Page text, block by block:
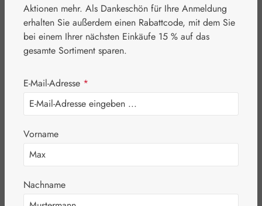
⌂ Leitner Lifecare Blütenessenzen DEVA
California Poppy /
Coquelicot de
Californie Tropfen
Bildergalerie überspringen
Aktionen mehr. Als Dankeschön für Ihre Anmeldung
erhalten Sie außerdem einen Rabattcode, mit dem Sie
bei einem Ihrer nächsten Einkäufe 15 % auf das
gesamte Sortiment sparen.
E-Mail-Adresse *
Vorname
Nachname